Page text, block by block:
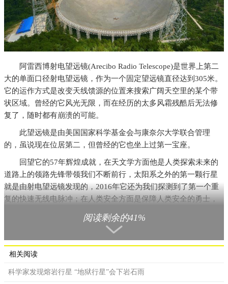
阿雷西博射电望远镜(Arecibo Radio Telescope)是世界上第二
大的单面口径射电望远镜，作为一个固定望远镜直径达到305米。
它的运作方式是改变天线馈源的位置来搜索广阔天空里的某个带
状区域。曾经的它风光无限，而在经历的太多风霜残酷后无法修
复了，随时都有崩溃的可能。
此望远镜是由美国国家科学基金会与康奈尔大学联合管理
的，虽说现在位居第二，但曾经的它也坐上过第一宝座。
回望它的57年辉煌成就，在天文学方面他是人类探索未来的
道路上的领路先锋带领我们不断前行，太阳系之外的第一颗行星
就是由射电望远镜发现的，2016年它还为我们探测到了第一个重
复的快速无线电脉冲；在人类安全方面是保障人类安全的勇士，
和世界未知的外星生命；作为一个能与其他地标性建筑媲美的标
志性天文台，它为《007：黄金眼》和科幻电影《接触》提供了拍
摄场地，这才得以给大家带来震撼的视觉冲击。它带给了人类太
多光芒，可如今，这熠熠生辉的明星也到了该陨落的时候了。
阅读剩余的41%
相关阅读
科学家发现熔岩行星 “地狱行星”会下岩石雨